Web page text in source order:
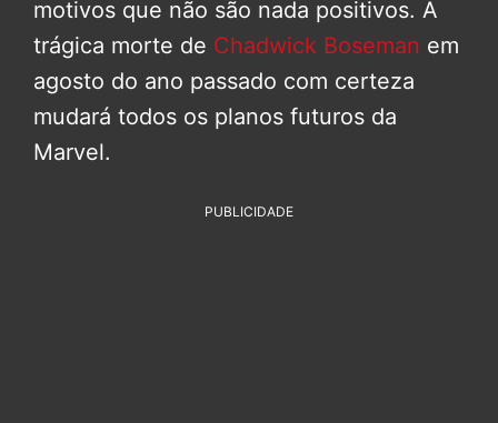
motivos que não são nada positivos. A
trágica morte de Chadwick Boseman em
agosto do ano passado com certeza
mudará todos os planos futuros da
Marvel.
PUBLICIDADE